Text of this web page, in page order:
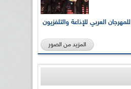
بالصور... الدورة الـ21 للمهرجان العربي للإذاعة والتلفزيون
المزيد من الصور